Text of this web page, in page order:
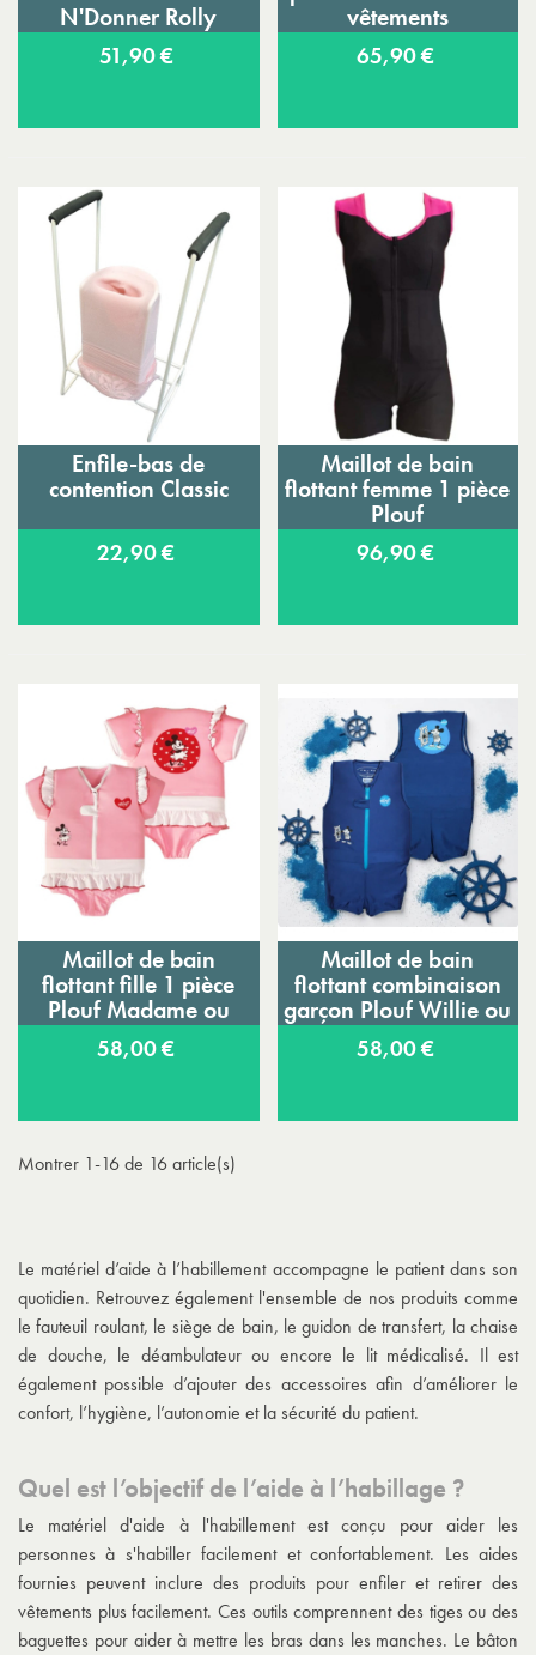
N'Donner Rolly
Sigvaris
51,90 €
vêtements
65,90 €
Enfile-bas de
contention Classic
22,90 €
Maillot de bain
flottant femme 1 pièce
Plouf
96,90 €
Maillot de bain
flottant fille 1 pièce
Plouf Madame ou
Fleurette
58,00 €
Maillot de bain
flottant combinaison
garçon Plouf Willie ou
Megalodon
58,00 €
Montrer 1-16 de 16 article(s)
Le matériel d’aide à l’habillement accompagne le patient dans son
quotidien. Retrouvez également l'ensemble de nos produits comme
le fauteuil roulant, le siège de bain, le guidon de transfert, la chaise
de douche, le déambulateur ou encore le lit médicalisé. Il est
également possible d’ajouter des accessoires afin d’améliorer le
confort, l’hygiène, l’autonomie et la sécurité du patient.
Quel est l’objectif de l’aide à l’habillage ?
Le matériel d'aide à l'habillement est conçu pour aider les
personnes à s'habiller facilement et confortablement. Les aides
fournies peuvent inclure des produits pour enfiler et retirer des
vêtements plus facilement. Ces outils comprennent des tiges ou des
baguettes pour aider à mettre les bras dans les manches. Le bâton